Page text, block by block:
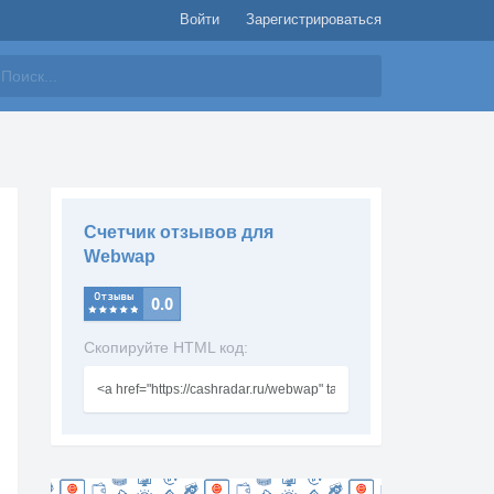
Войти Зарегистрироваться
Счетчик отзывов для
Webwap
Скопируйте HTML код: